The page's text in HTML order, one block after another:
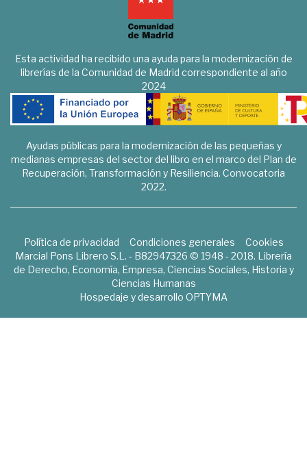
Esta actividad ha recibido una ayuda para la modernización de
librerías de la Comunidad de Madrid correspondiente al año
2024
Ayudas públicas para la modernización de las pequeñas y
medianas empresas del sector del libro en el marco del Plan de
Recuperación, Transformación y Resiliencia. Convocatoria
2022.
Política de privacidad Condiciones generales
Cookies
Marcial Pons Librero S.L. - B82947326 © 1948 - 2018. Librería
de Derecho, Economía, Empresa, Ciencias Sociales, Historia y
Ciencias Humanas
Hospedaje y desarrollo OPTYMA